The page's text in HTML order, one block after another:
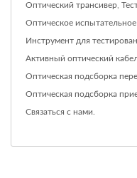
Оптический трансивер
Оптическое
Инструмент для
Активный оптический
Оптическая подсборка
Оптическая подсборка
Связаться с нами